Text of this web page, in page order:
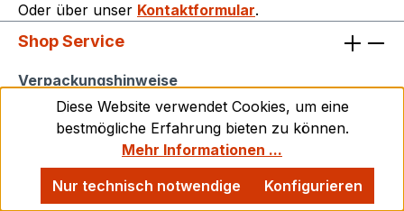
Rückverfolgbarkeit ist über Lager- und
Lieferdaten sichergestellt.Sicherheitshinweise:
Betrieb! Nur durch geschultes Fachpersonal
montieren und warten. Schnittgefahr durch
scharfkantige Bauteile! Tragen Sie bei der
Handhabung geeignete Schutzhandschuhe, da
Kettenräder produktionsbedingt scharfe Kanten
oder Grate aufweisen können. Nicht für Kinder
Oder über unser Kontaktformular.
Shop Service
Shop Service
Verpackungshinweise
Kontakt
Versand und Zahlungsbedingungen
Rückgabe
Diese Website verwendet Cookies, um eine
bestmögliche Erfahrung bieten zu können.
Mehr Informationen ...
Nur technisch notwendige
Konfigurieren